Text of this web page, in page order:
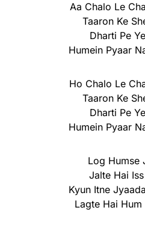
Aa Chalo Le
Taaron Ke
Dharti Pe
Humein Pyaar
Ho Chalo Le
Taaron Ke
Dharti Pe
Humein Pyaar
Log Humse
Jalte Hai
Kyun Itne
Lagte Hai Hum